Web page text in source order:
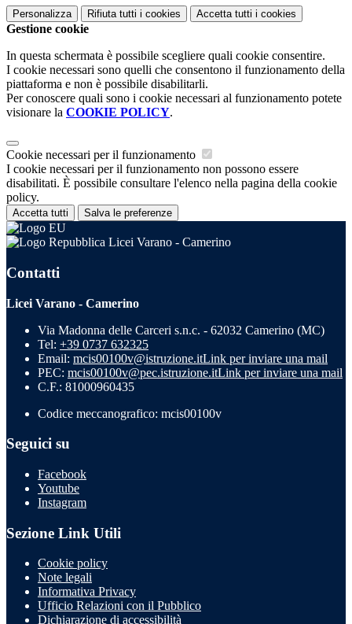
Personalizza Rifiuta tutti i cookies Accetta tutti i cookies
Gestione cookie
In questa schermata è possibile scegliere quali cookie consentire.
I cookie necessari sono quelli che consentono il funzionamento della
piattaforma e non è possibile disabilitarli.
Per conoscere quali sono i cookie necessari al funzionamento potete
visionare la COOKIE POLICY.
Cookie necessari per il funzionamento
I cookie necessari per il funzionamento non possono essere
disabilitati. È possibile consultare l'elenco nella pagina della cookie
policy.
Accetta tutti Salva le preferenze
Licei Varano - Camerino
Contatti
Licei Varano - Camerino
Via Madonna delle Carceri s.n.c. - 62032 Camerino (MC)
Tel: +39 0737 632325
Email: mcis00100v@istruzione.itLink per inviare una mail
PEC: mcis00100v@pec.istruzione.itLink per inviare una mail
C.F.: 81000960435
Codice meccanografico: mcis00100v
Seguici su
Facebook
Youtube
Instagram
Sezione Link Utili
Cookie policy
Note legali
Informativa Privacy
Ufficio Relazioni con il Pubblico
Dichiarazione di accessibilità